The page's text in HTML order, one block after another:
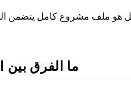
هو ملف مشروع كامل يتضمن
ما الفرق بين